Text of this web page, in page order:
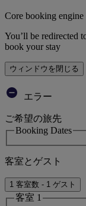
Core booking engine
You’ll be redirected
book your stay
ウィンドウを閉じる
エラー
ご希望の旅先
Booking Dates
客室とゲスト
1 客室数 - 1 ゲスト
客室 1